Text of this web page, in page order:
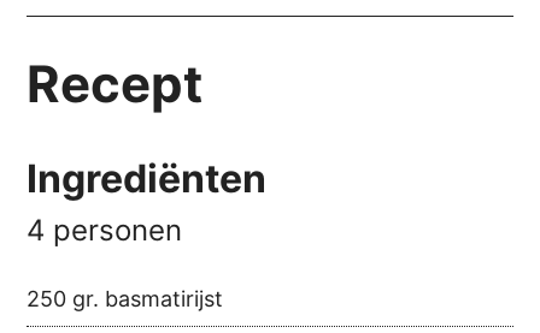
Recept
Ingrediënten
4 personen
250 gr. basmatirijst